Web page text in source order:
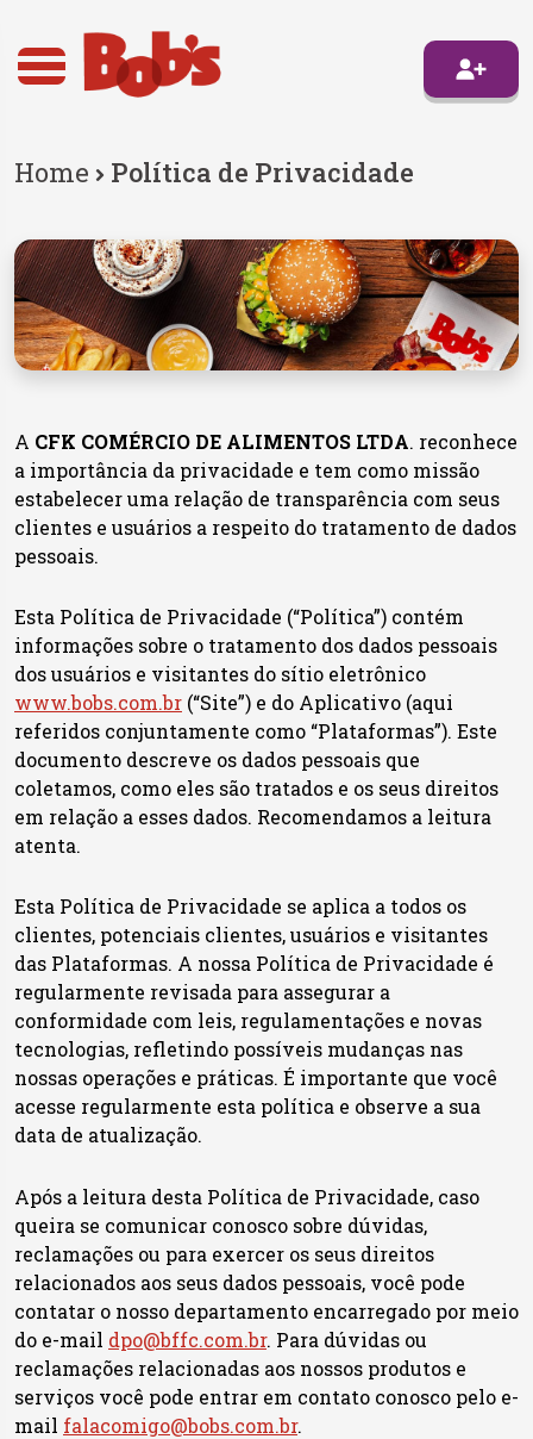
Home Política de Privacidade
A CFK COMÉRCIO DE ALIMENTOS LTDA. reconhece
a importância da privacidade e tem como missão
estabelecer uma relação de transparência com seus
clientes e usuários a respeito do tratamento de dados
pessoais.
Esta Política de Privacidade (“Política”) contém
informações sobre o tratamento dos dados pessoais
dos usuários e visitantes do sítio eletrônico
www.bobs.com.br (“Site”) e do Aplicativo (aqui
referidos conjuntamente como “Plataformas”). Este
documento descreve os dados pessoais que
coletamos, como eles são tratados e os seus direitos
em relação a esses dados. Recomendamos a leitura
atenta.
Esta Política de Privacidade se aplica a todos os
clientes, potenciais clientes, usuários e visitantes
das Plataformas. A nossa Política de Privacidade é
regularmente revisada para assegurar a
conformidade com leis, regulamentações e novas
tecnologias, refletindo possíveis mudanças nas
nossas operações e práticas. É importante que você
acesse regularmente esta política e observe a sua
data de atualização.
Após a leitura desta Política de Privacidade, caso
queira se comunicar conosco sobre dúvidas,
reclamações ou para exercer os seus direitos
relacionados aos seus dados pessoais, você pode
contatar o nosso departamento encarregado por meio
do e-mail dpo@bffc.com.br. Para dúvidas ou
reclamações relacionadas aos nossos produtos e
serviços você pode entrar em contato conosco pelo e-
mail falacomigo@bobs.com.br.